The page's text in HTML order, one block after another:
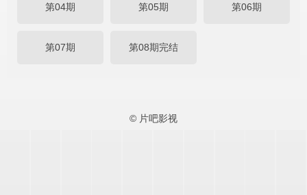
第04期 第05期 第06期
第07期 第08期完结
© 片吧影视